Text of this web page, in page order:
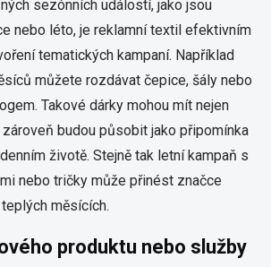
sezónních událostí, jako jsou
nebo léto, je reklamní textil efektivním
tematických kampaní. Například
můžete rozdávat čepice, šály nebo
Takové dárky mohou mít nejen
budou působit jako připomínka
životě. Stejně tak letní kampaň s
nebo tričky může přinést značce
měsících.
produktu nebo služby